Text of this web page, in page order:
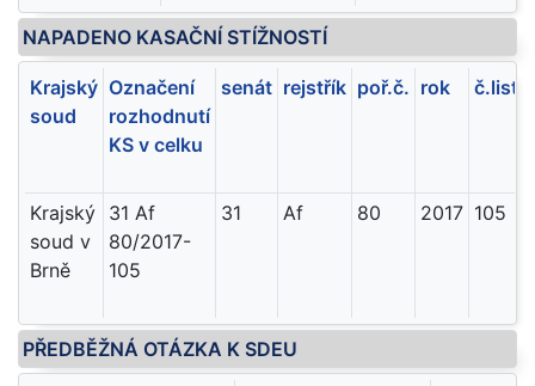
NAPADENO KASAČNÍ STÍŽNOSTÍ
Krajský
soud
Označení
rozhodnutí
KS v celku
senát rejstřík poř.č. rok č.listu
Krajský
soud v
Brně
31 Af
80/2017-
105
31 Af 80 2017 105
PŘEDBĚŽNÁ OTÁZKA K SDEU